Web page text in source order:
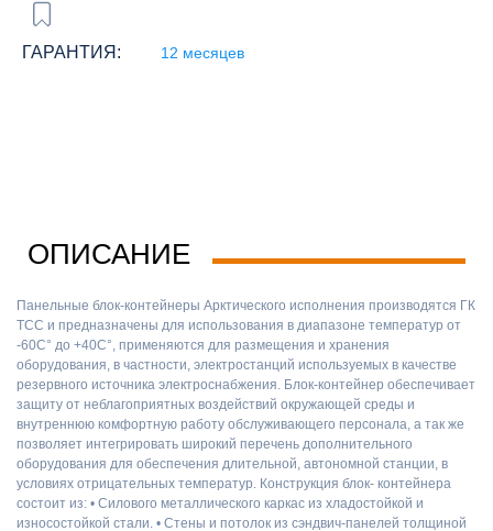
ГАРАНТИЯ: 12 месяцев
ОПИСАНИЕ
Панельные блок-контейнеры Арктического исполнения производятся ГК
ТСС и предназначены для использования в диапазоне температур от
-60С° до +40С°, применяются для размещения и хранения
оборудования, в частности, электростанций используемых в качестве
резервного источника электроснабжения. Блок-контейнер обеспечивает
защиту от неблагоприятных воздействий окружающей среды и
внутреннюю комфортную работу обслуживающего персонала, а так же
позволяет интегрировать широкий перечень дополнительного
оборудования для обеспечения длительной, автономной станции, в
условиях отрицательных температур. Конструкция блок- контейнера
состоит из: • Силового металлического каркас из хладостойкой и
износостойкой стали. • Стены и потолок из сэндвич-панелей толщиной